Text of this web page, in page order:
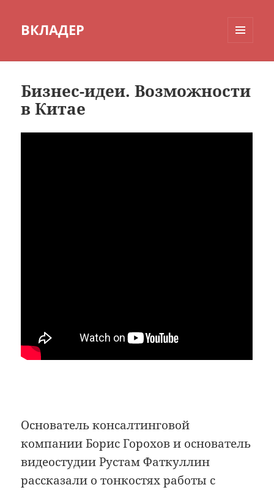
ВКЛАДЕР
Бизнес-идеи. Возможности
в Китае
Основатель консалтинговой
компании Борис Горохов и основатель
видеостудии Рустам Фаткуллин
рассказали о тонкостях работы с